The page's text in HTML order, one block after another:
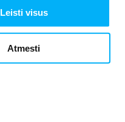
Leisti visus
Atmesti